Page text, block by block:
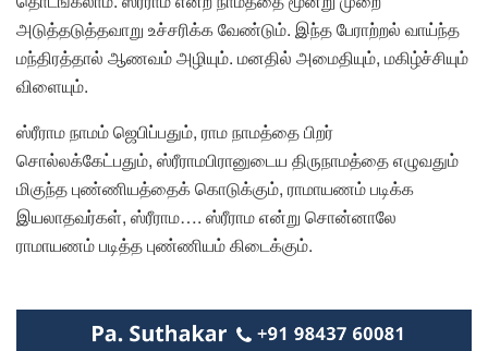
அடுத்தடுத்தவாறு உச்சரிக்க வேண்டும். இந்த பேராற்றல் வாய்ந்த
மந்திரத்தால் ஆணவம் அழியும். மனதில் அமைதியும், மகிழ்ச்சியும்
விளையும்.
ஸ்ரீராம நாமம் ஜெபிப்பதும், ராம நாமத்தை பிறர்
சொல்லக்கேட்பதும், ஸ்ரீராமபிரானுடைய திருநாமத்தை எழுவதும்
மிகுந்த புண்ணியத்தைக் கொடுக்கும், ராமாயணம் படிக்க
இயலாதவர்கள், ஸ்ரீராம…. ஸ்ரீராம என்று சொன்னாலே
ராமாயணம் படித்த புண்ணியம் கிடைக்கும்.